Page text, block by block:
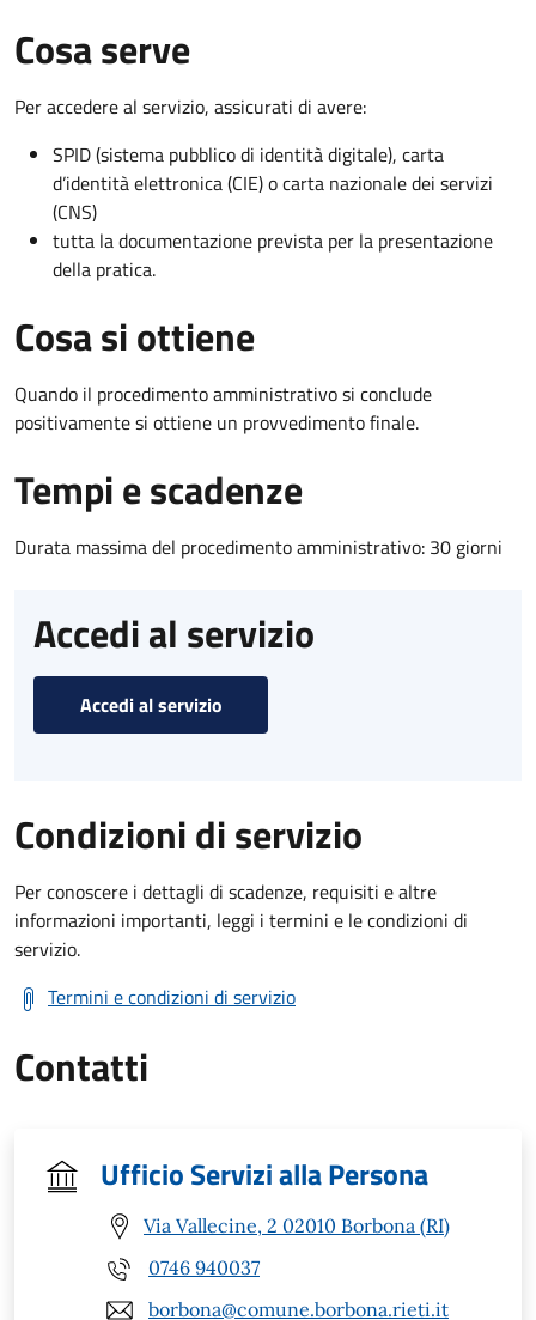
Cosa serve
Per accedere al servizio, assicurati di avere:
SPID (sistema pubblico di identità digitale), carta
d’identità elettronica (CIE) o carta nazionale dei servizi
(CNS)
tutta la documentazione prevista per la presentazione
della pratica.
Cosa si ottiene
Quando il procedimento amministrativo si conclude
positivamente si ottiene un provvedimento finale.
Tempi e scadenze
Durata massima del procedimento amministrativo: 30 giorni
Accedi al servizio
Accedi al servizio
Condizioni di servizio
Per conoscere i dettagli di scadenze, requisiti e altre
informazioni importanti, leggi i termini e le condizioni di
servizio.
Termini e condizioni di servizio
Contatti
Ufficio Servizi alla Persona
Via Vallecine, 2 02010 Borbona (RI)
0746 940037
borbona@comune.borbona.rieti.it